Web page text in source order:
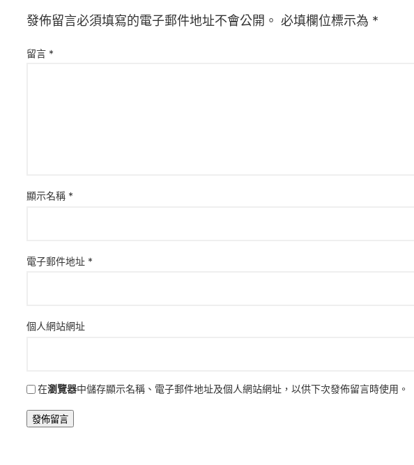
發佈留言必須填寫的電子郵件地址不會公開。 必填欄位標示為 *
留言 *
顯示名稱 *
電子郵件地址 *
個人網站網址
在瀏覽器中儲存顯示名稱、電子郵件地址及個人網站網址，以供下次發佈留言時使用。